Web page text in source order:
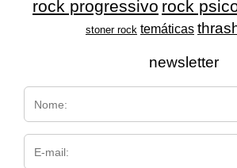
rock progressivo rock
stoner rock temáticas
newsletter